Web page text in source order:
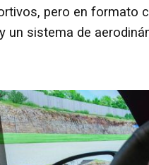
pero en formato
un sistema de